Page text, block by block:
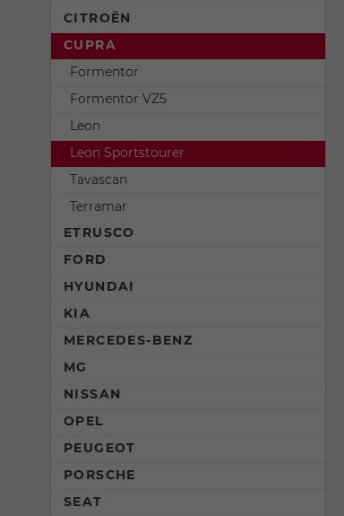
CITROËN
CUPRA
Formentor
Formentor VZ5
Leon
Leon Sportstourer
Tavascan
Terramar
ETRUSCO
FORD
HYUNDAI
KIA
MERCEDES-BENZ
MG
NISSAN
OPEL
PEUGEOT
PORSCHE
SEAT